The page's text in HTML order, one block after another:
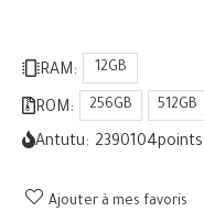
RAM: 12GB
ROM: 256GB 512GB
Antutu: 2390104points
Ajouter à mes favoris